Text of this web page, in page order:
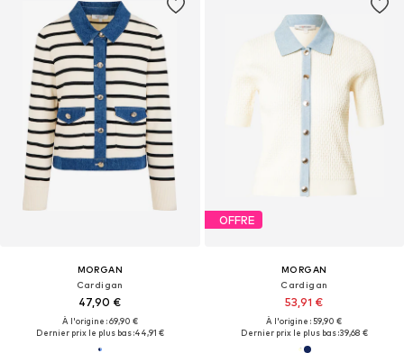
MORGAN
Cardigan
47,90 €
À l'origine : 69,90 €
Dernier prix le plus bas :44,91 €
OFFRE
MORGAN
Cardigan
53,91 €
À l'origine : 59,90 €
Dernier prix le plus bas :39,68 €